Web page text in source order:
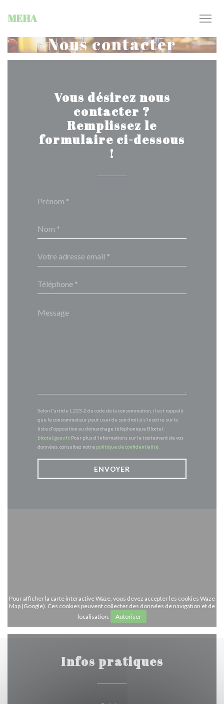
MEHA
Nous contacter
Vous désirez nous
contacter ?
Remplissez le
formulaire ci-dessous
!
Selon l'article L.223-2 du code de la consommation, il est rappelé
que le consommateur peut user de son droit à s'inscrire sur la
liste d'opposition au démarchage téléphonique Bloctel :
bloctel.gouv.fr. Pour plus d'informations sur le traitement de vos
données, consultez notre politique de confidentialité
Pour afficher la carte interactive Waze, vous devez accepter les cookies Waze
Map (Google). Ces cookies peuvent collecter des données de navigation et de
localisation.
Autoriser
Infos pratiques